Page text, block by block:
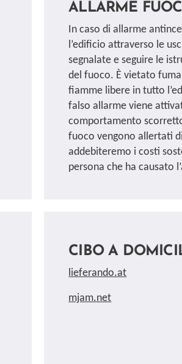
ALLARME
In caso di allarme
l’edificio attraverso le
segnalate e seguire le
del fuoco. È vietato
fiamme libere in tutto
falso allarme viene
comportamento
fuoco vengono allertati
addebiteremo i costi
persona che ha causato
CIBO A
lieferando.at
mjam.net